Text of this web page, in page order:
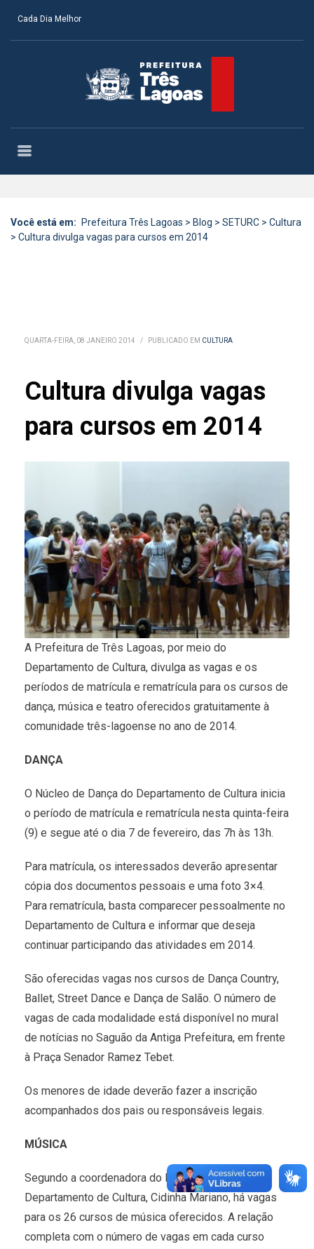
Cada Dia Melhor
Você está em: Prefeitura Três Lagoas > Blog > SETURC > Cultura
> Cultura divulga vagas para cursos em 2014
QUARTA-FEIRA, 08 JANEIRO 2014 / PUBLICADO EM CULTURA
Cultura divulga vagas
para cursos em 2014
A Prefeitura de Três Lagoas, por meio do
Departamento de Cultura, divulga as vagas e os
períodos de matrícula e rematrícula para os cursos de
dança, música e teatro oferecidos gratuitamente à
comunidade três-lagoense no ano de 2014.
DANÇA
O Núcleo de Dança do Departamento de Cultura inicia
o período de matrícula e rematrícula nesta quinta-feira
(9) e segue até o dia 7 de fevereiro, das 7h às 13h.
Para matrícula, os interessados deverão apresentar
cópia dos documentos pessoais e uma foto 3×4.
Para rematrícula, basta comparecer pessoalmente no
Departamento de Cultura e informar que deseja
continuar participando das atividades em 2014.
São oferecidas vagas nos cursos de Dança Country,
Ballet, Street Dance e Dança de Salão. O número de
vagas de cada modalidade está disponível no mural
de notícias no Saguão da Antiga Prefeitura, em frente
à Praça Senador Ramez Tebet.
Os menores de idade deverão fazer a inscrição
acompanhados dos pais ou responsáveis legais.
MÚSICA
Segundo a coordenadora do Núcleo de Música do
Departamento de Cultura, Cidinha Mariano, há vagas
para os 26 cursos de música oferecidos. A relação
completa com o número de vagas em cada curso